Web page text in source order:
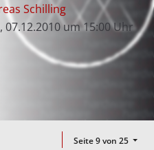
Schilling
07.12.2010 um 15:00 Uhr
Seite 9 von 25